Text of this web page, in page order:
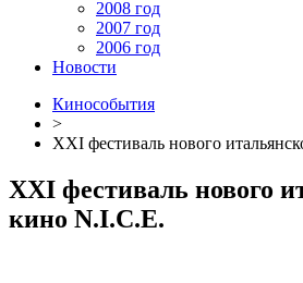
2008 год
2007 год
2006 год
Новости
Кинособытия
>
XXI фестиваль нового
XXI фестиваль нового
кино N.I.C.E.